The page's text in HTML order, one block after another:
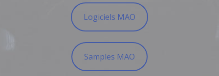
Logiciels MAO
Samples MAO